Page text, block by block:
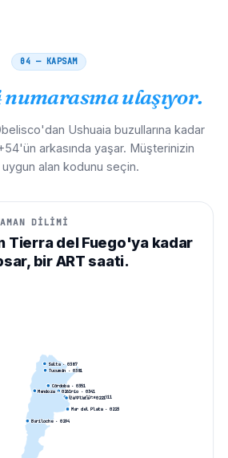
04 — KAPSAM
numarasına ulaşıyor.
Ushuaia buzullarına kadar
arkasında yaşar. Müşterinizin
alan kodunu seçin.
DİLİMİ
Tierra del Fuego'ya kadar
bir ART saati.
Buenos Aires· 011
Córdoba· 0351
Rosario · 0341
Mendoza· 0261
La Plata· 0221
Mar del Plata· 0223
Tucumán· 0381
Salta· 0387
Bariloche· 0294